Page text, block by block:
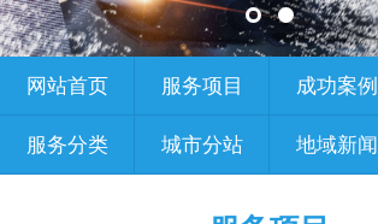
网站首页 服务项目 成功案例
服务分类 城市分站 地域新闻